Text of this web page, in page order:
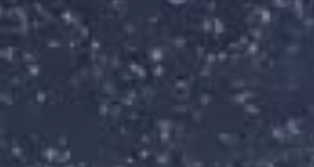
新闻中心
联系我们